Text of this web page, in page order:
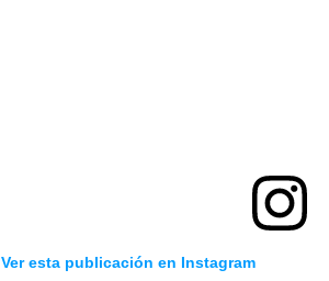
Ver esta publicación en Instagram